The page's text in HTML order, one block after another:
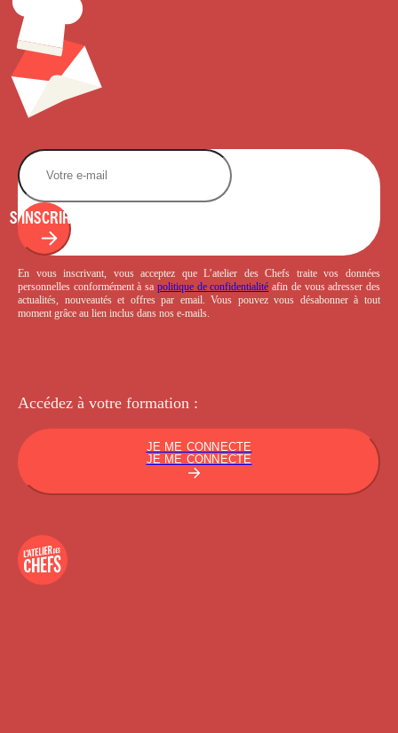
S'INSCRIRE
En vous inscrivant, vous acceptez que L’atelier des Chefs traite vos données
personnelles conformément à sa politique de confidentialité afin de vous adresser des
actualités, nouveautés et offres par email. Vous pouvez vous désabonner à tout
moment grâce au lien inclus dans nos e-mails.
Accédez à votre formation :
JE ME CONNECTE
JE ME CONNECTE